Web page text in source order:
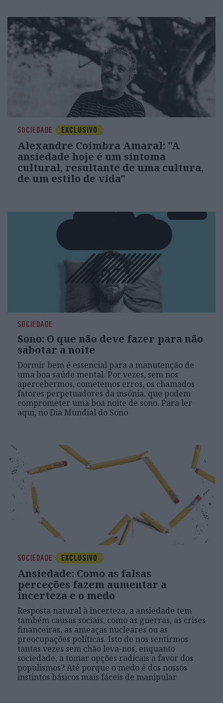
SOCIEDADE EXCLUSIVO
Alexandre Coimbra Amaral: "A
ansiedade hoje é um sintoma
cultural, resultante de uma cultura,
de um estilo de vida"
SOCIEDADE
Sono: O que não deve fazer para não
sabotar a noite
Dormir bem é essencial para a manutenção de
uma boa saúde mental. Por vezes, sem nos
apercebermos, cometemos erros, os chamados
fatores perpetuadores da insónia, que podem
comprometer uma boa noite de sono. Para ler
aqui, no Dia Mundial do Sono
SOCIEDADE EXCLUSIVO
Ansiedade: Como as falsas
perceções fazem aumentar a
incerteza e o medo
Resposta natural à incerteza, a ansiedade tem
também causas sociais, como as guerras, as crises
financeiras, as ameaças nucleares ou as
preocupações políticas. Isto de nos sentirmos
tantas vezes sem chão leva-nos, enquanto
sociedade, a tomar opções radicais a favor dos
populismos? Até porque o medo é dos nossos
instintos básicos mais fáceis de manipular